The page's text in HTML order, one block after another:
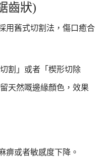
齒狀)
用舊式切割法，傷口癒合
割」或者「楔形切除
天然嘅邊緣顏色，效果
痹或者敏感度下降。